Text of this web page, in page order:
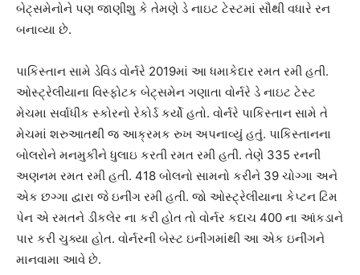
બેટ્સમેનોને પણ જાણીશુ કે તેમણે ડે નાઇટ ટેસ્ટમાં સૌથી વધારે રન
બનાવ્યા છે.
પાકિસ્તાન સામે ડેવિડ વોર્નરે 2019માં આ ધમાકેદાર રમત રમી હતી.
ઓસ્ટ્રેલીયાના વિસ્ફોટક બેટ્સમેન ગણાતા વોર્નરે ડે નાઇટ ટેસ્ટ
મેચમા સર્વાધીક સ્કોરનો રેકોર્ડ કર્યો હતો. વોર્નરે પાકિસ્તાન સામે તે
મેચમાં શરુઆતથી જ આક્રમક રુખ અપનાવ્યુંં હતુંં. પાકિસ્તાનના
બોલરોને મનમુકીને ધુલાઇ કરતી રમત રમી હતી. તેણે 335 રનની
અણનમ રમત રમી હતી. 418 બોલનો સામનો કરીને 39 ચોગ્ગા અને
એક છગ્ગા દ્વારા જે ઇનીંગ રમી હતી. જો ઓસ્ટ્રેલીયાના કેપ્ટન ટિમ
પેન એ રમતને ડીકલેર ના કરી હોત તો વોર્નર કદાચ 400 ના આંકડાને
પાર કરી ચુક્યા હોત. વોર્નરની બેસ્ટ ઇનીંગમાંથી આ એક ઇનીંગને
માનવામા આવે છે.